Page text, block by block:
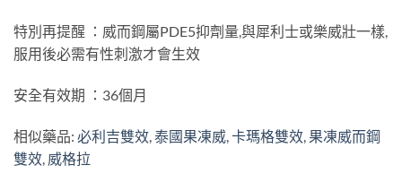
特別再提醒 ：威而鋼屬PDE5抑劑量,與犀利士或樂威壯一樣,
服用後必需有性刺激才會生效
安全有效期 ：36個月
相似藥品: 必利吉雙效,泰國果凍威,卡瑪格雙效, 果凍威而鋼
雙效, 威格拉